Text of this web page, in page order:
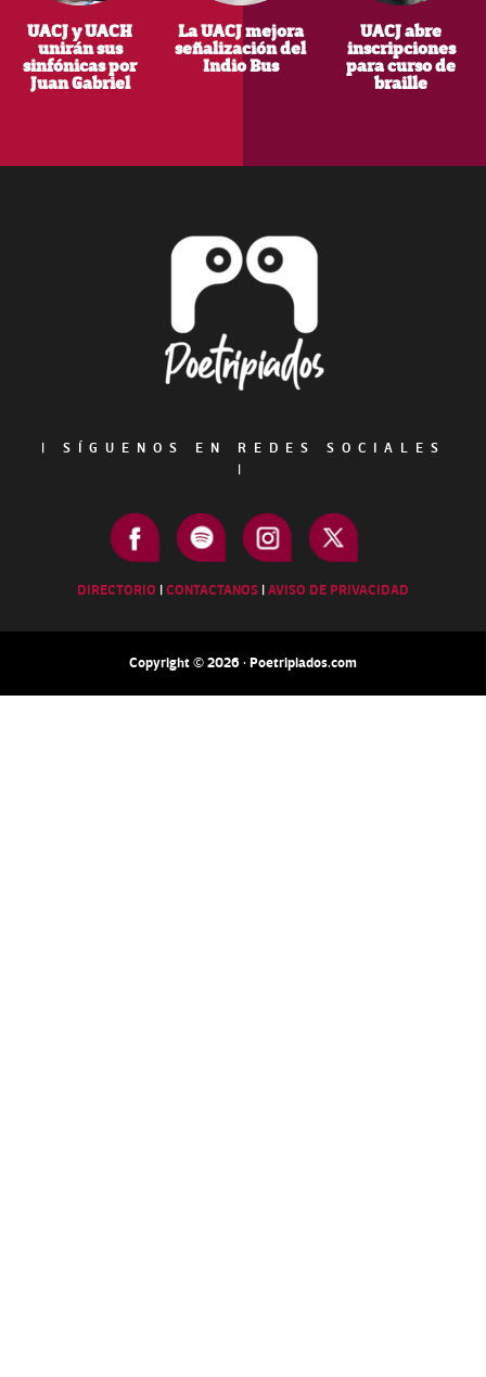
UACJ y UACH
unirán sus
sinfónicas por
Juan Gabriel
La UACJ mejora
señalización del
Indio Bus
UACJ abre
inscripciones
para curso de
braille
|
SÍGUENOS EN REDES SOCIALES
|
DIRECTORIO |CONTACTANOS |AVISO DE PRIVACIDAD
Copyright © 2026 · Poetripiados.com